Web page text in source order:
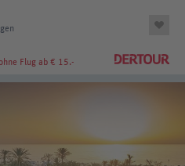
ohne Flug ab € 15.-